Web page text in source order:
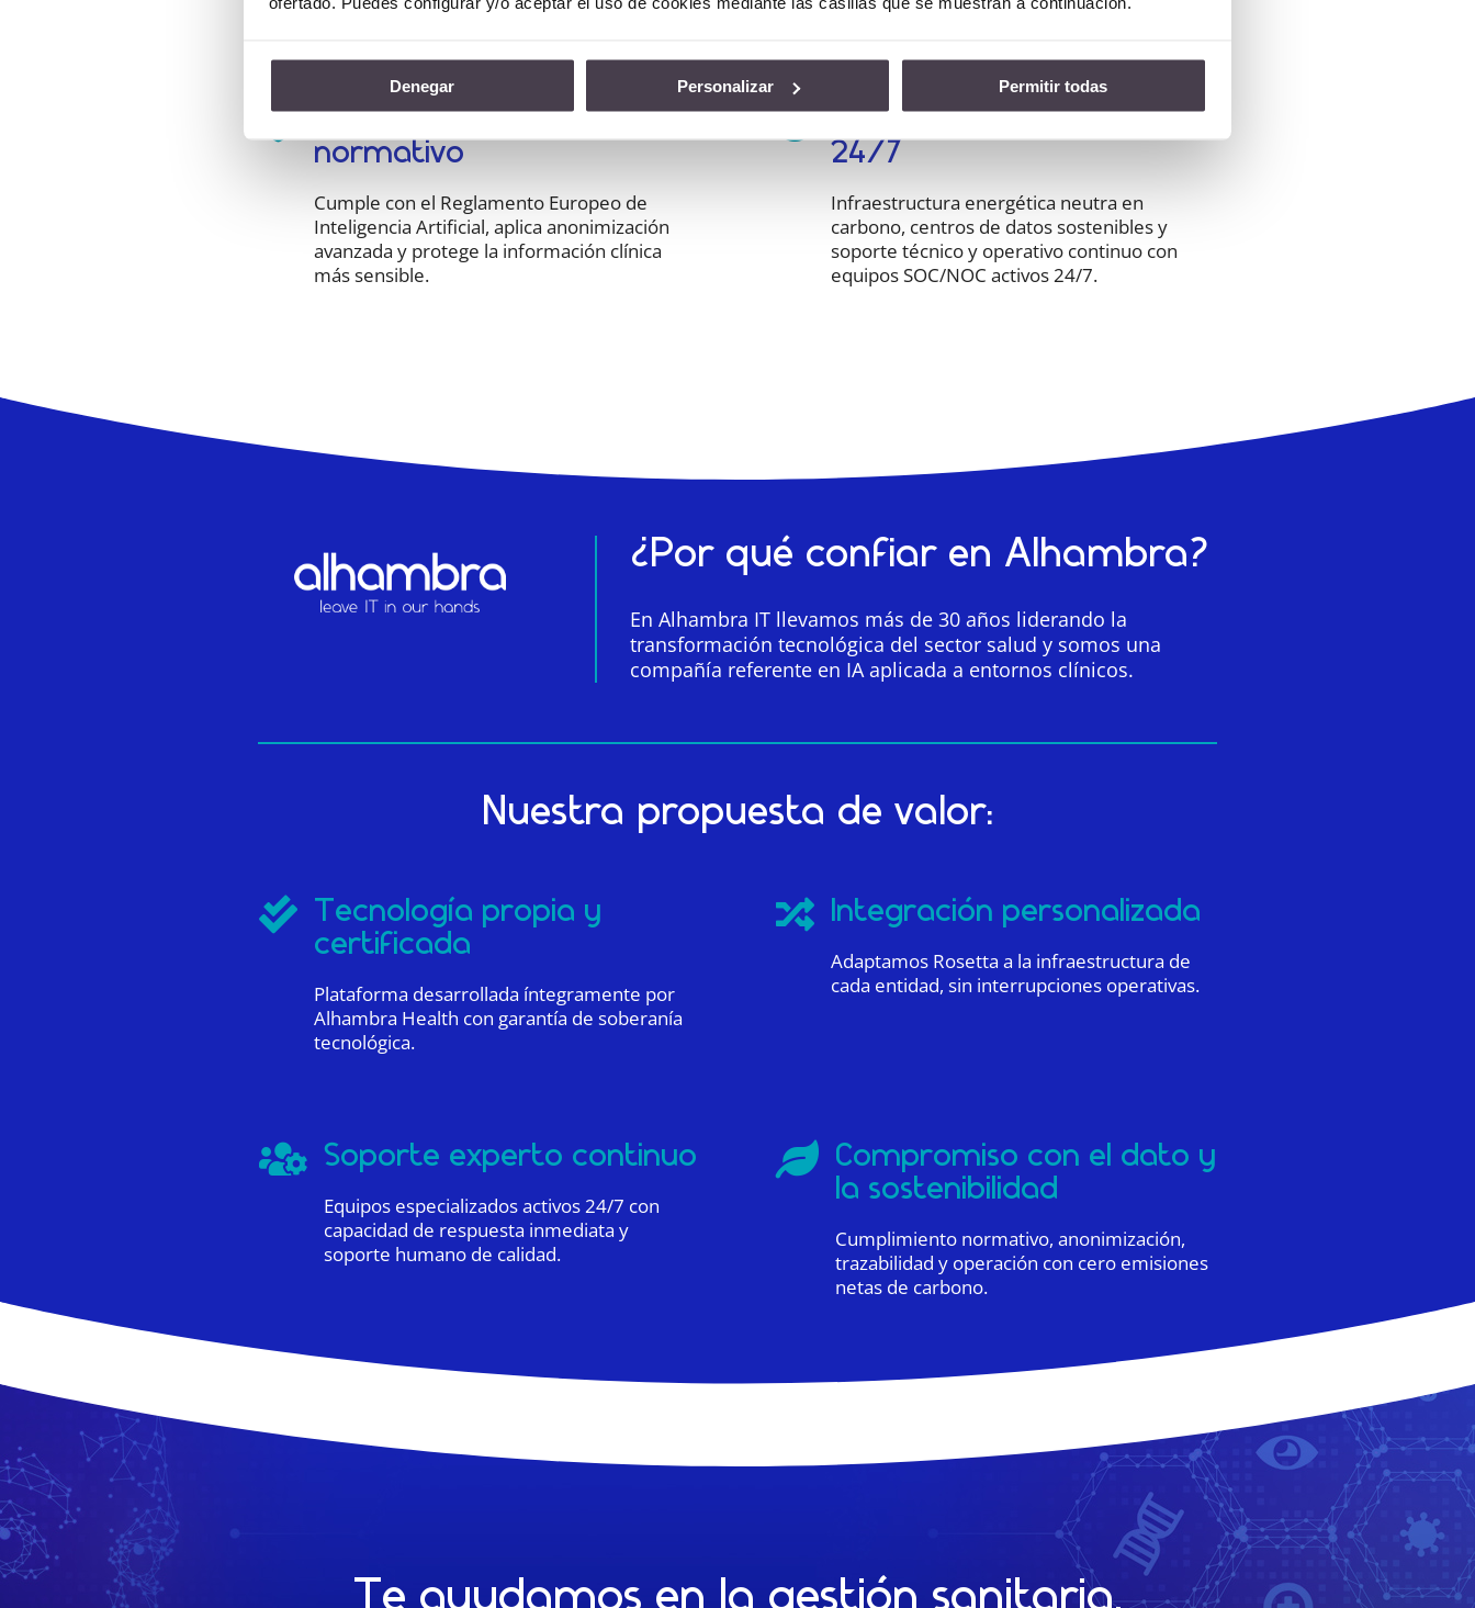
Denegar Personalizar Permitir todas
análisis avanzados.
 Seguridad y cumplimiento
normativo
Cumple con el Reglamento Europeo de
Inteligencia Artificial, aplica anonimización
avanzada y protege la información clínica
más sensible.
 Sostenibilidad y soporte
24/7
Infraestructura energética neutra en
carbono, centros de datos sostenibles y
soporte técnico y operativo continuo con
equipos SOC/NOC activos 24/7.
¿Por qué confiar en Alhambra?
En Alhambra IT llevamos más de 30 años liderando la
transformación tecnológica del sector salud y somos una
compañía referente en IA aplicada a entornos clínicos.
Nuestra propuesta de valor:
 Tecnología propia y
certificada
Plataforma desarrollada íntegramente por
Alhambra Health con garantía de soberanía
tecnológica.
 Integración personalizada
Adaptamos Rosetta a la infraestructura de
cada entidad, sin interrupciones operativas.
 Soporte experto continuo
Equipos especializados activos 24/7 con
capacidad de respuesta inmediata y
soporte humano de calidad.
 Compromiso con el dato y
la sostenibilidad
Cumplimiento normativo, anonimización,
trazabilidad y operación con cero emisiones
netas de carbono.